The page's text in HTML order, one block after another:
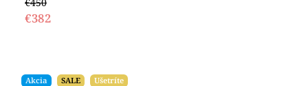
€382
Akcia SALE Ušetríte